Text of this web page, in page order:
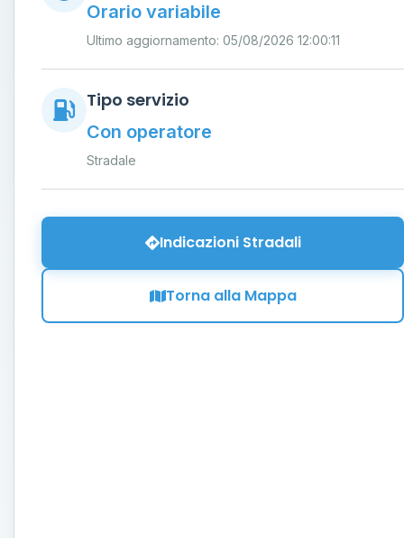
Orario variabile
Ultimo aggiornamento: 05/08/2026 12:00:11
Tipo servizio
Con operatore
Stradale
Indicazioni Stradali
Torna alla Mappa